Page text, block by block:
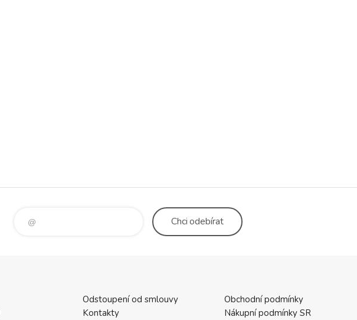
Chciodebírat
Odstoupení od smlouvy
Kontakty
Obchodní podmínky
Nákupní podmínky SR